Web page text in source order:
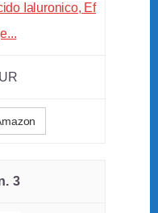
Ialuronico, Ef
3